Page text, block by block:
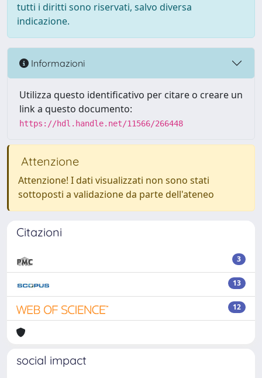
tutti i diritti sono riservati, salvo diversa
indicazione.
Informazioni
Utilizza questo identificativo per citare o creare un
link a questo documento:
https://hdl.handle.net/11566/266448
Attenzione
Attenzione! I dati visualizzati non sono stati
sottoposti a validazione da parte dell'ateneo
Citazioni
3
13
12
social impact